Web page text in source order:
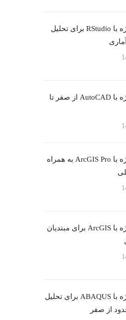
انجام پروژه با RStudio برای تحلیل
انجام پروژه با AutoCAD از صفر تا
انجام پروژه با ArcGIS Pro به همراه
انجام پروژه با ArcGIS برای مبتدیان
انجام پروژه با ABAQUS برای تحلیل
از صفر